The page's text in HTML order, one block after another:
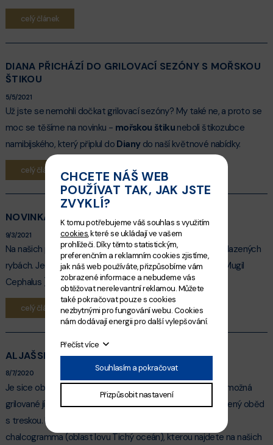
celý článek
DIANA PŘICHÁZÍ DO GRILOVACÍ SEZÓNY S MOŘSKOU
ŠTIKOU
5/5/2021
Už jste se nemohli dočkat grilovací sezóny? My také ne, a proto se
moc se těšíme na novinku - mořskou štikuneboli štikozubce
namibijského, který připlul doDianydo naší květnové nabídky.
celý článek
NOVINKA V DIANĚ - CÍPAL HLAVATÝ
9/3/2021
Na našich pevných prodejnách přicházíme s novinkou v chlazených
rybách. Jedná se o mořskou rybuCípal hlavatý(latinsky Mugil
Cephalus ) - filet.
celý článek
ALJAŠSKÁ TRESKA A DALŠÍ DRUHY V DIANĚ
8/7/2020
Je sice období grilování, ale všeho moc škodí a už se vám možná
grilované jídlo přejídá. Doporučujeme vám udělat si odlehčený oběd
s treskou. Doporučujeme
chalcogramma (oblast lovu Tichý oceán), kterou najdete na našich
CHCETE NÁŠ WEB
POUŽÍVAT TAK, JAK JSTE
ZVYKLÍ?
K tomu potřebujeme váš souhlas s využitím
cookies, které se ukládají ve vašem
prohlížeči. Díky těmto statistickým,
preferenčním a reklamním cookies zjistíme,
jak náš web používáte, přizpůsobíme vám
zobrazené informace a nebudeme vás
obtěžovat nerelevantní reklamou. Můžete
také pokračovat pouze s cookies
nezbytnými pro fungování webu. Cookies
nám dodávají energii pro další vylepšování.
Přečíst více
Souhlasím a pokračovat
Přizpůsobit nastavení